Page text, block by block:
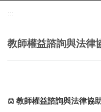
:::
教師權益諮詢與法律
⚖️ 教師權益諮詢與法律協